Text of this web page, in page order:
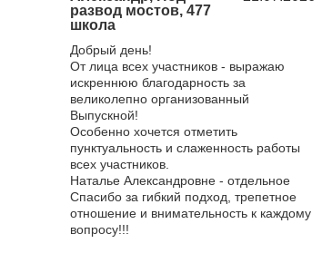
развод мостов, 477
школа
Добрый день!
От лица всех участников - выражаю
искреннюю благодарность за
великолепно организованный
Выпускной!
Особенно хочется отметить
пунктуальность и слаженность работы
всех участников.
Наталье Александровне - отдельное
Спасибо за гибкий подход, трепетное
отношение и внимательность к каждому
вопросу!!!